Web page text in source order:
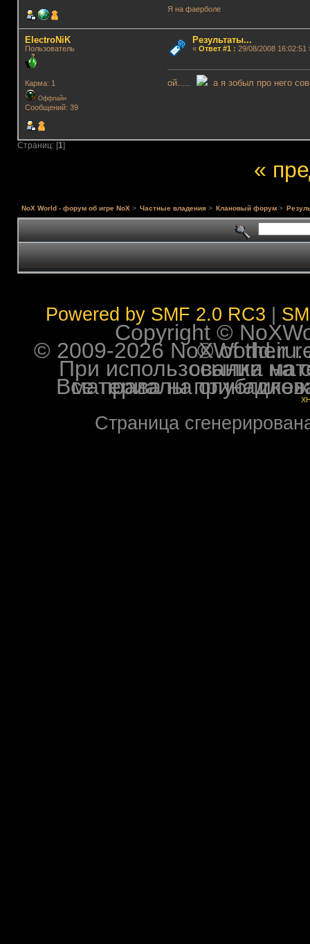
Я на фаерболе
ElectroNiK
Пользователь
Карма: 1
Оффлайн
Сообщений: 39
Результаты...
« Ответ #1: 29/08/2008 16:02:51
ой..... а я зобыл про него
Страниц: [1]
«
NoX World - форум об игре NoX> Частные владения > Клановый форум >
Powered by SMF 2.0 RC3
Copyright ©
© 2009-2026 NoXWorld.ru. All
При использовании
Все права на опубликованные на форуме
Страница